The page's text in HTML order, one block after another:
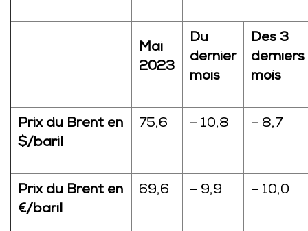
Mai
2023
Du
dernier
mois
Des 3
derniers
mois
Prix du Brent en
$/baril
75,6 – 10,8 – 8,7
Prix du Brent en
€/baril
69,6 – 9,9 – 10,0